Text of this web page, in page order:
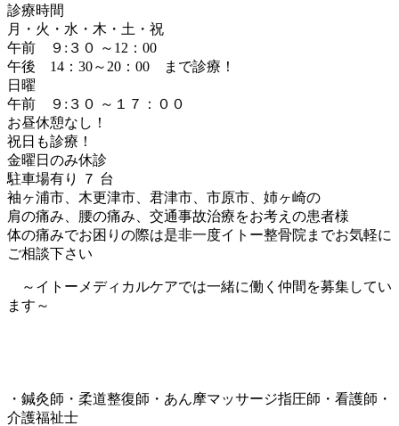
診療時間
月・火・水・木・土・祝
午前 ９:３０ ～12：00
午後 14：30～20：00 まで診療！
日曜
午前 ９:３０ ～１７：００
お昼休憩なし！
祝日も診療！
金曜日のみ休診
駐車場有り ７ 台
袖ヶ浦市、木更津市、君津市、市原市、姉ヶ崎の
肩の痛み、腰の痛み、交通事故治療をお考えの患者様
体の痛みでお困りの際は是非一度イトー整骨院までお気軽に
ご相談下さい
～イトーメディカルケアでは一緒に働く仲間を募集してい
ます～
・鍼灸師・柔道整復師・あん摩マッサージ指圧師・看護師・
介護福祉士